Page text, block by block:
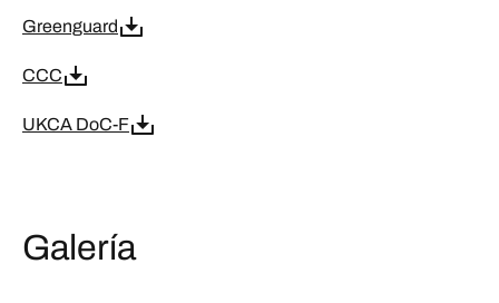
Greenguard
CCC
UKCA DoC-F
Galería